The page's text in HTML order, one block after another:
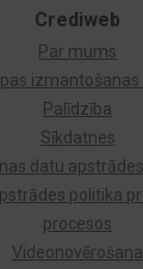
Crediweb
Par mums
Palīdzība
Sīkdatnes
datu
politika
procesos
Videonovērošana